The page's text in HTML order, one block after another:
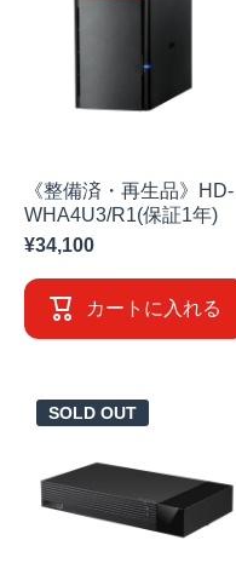
《整備済・再生品》HD-
WHA4U3/R1(保証1年)
¥34,100
カートに入れる
SOLD OUT